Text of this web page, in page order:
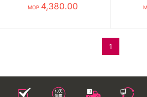
MOP 4,380.00
1